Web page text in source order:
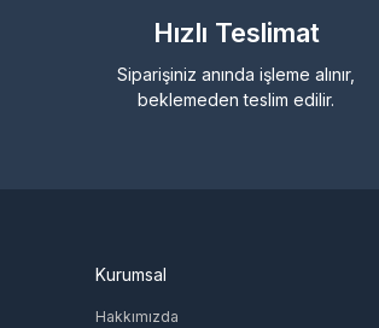
Hızlı Teslimat
Siparişiniz anında işleme alınır,
beklemeden teslim edilir.
Kurumsal
Hakkımızda